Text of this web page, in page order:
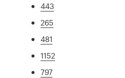
443
265
481
1152
797